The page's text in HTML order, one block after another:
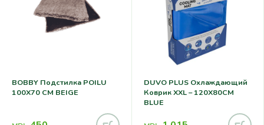
BOBBY Подстилка POILU
100X70 CM BEIGE
DUVO PLUS Охлаждающий
Коврик XXL – 120X80CM
BLUE